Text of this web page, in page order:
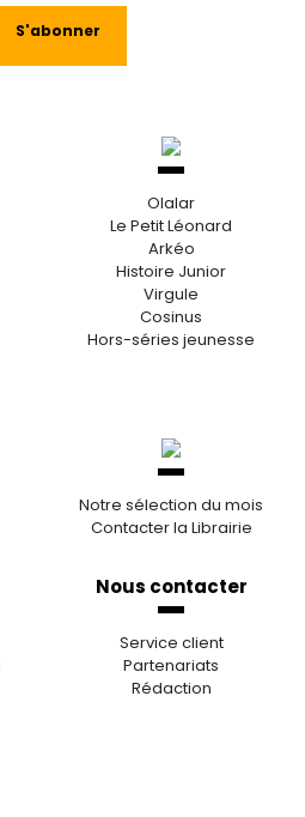
S'abonner
Olalar
Le Petit Léonard
Arkéo
Histoire Junior
Virgule
Cosinus
Hors-séries jeunesse
Notre sélection du mois
Contacter la Librairie
Nous contacter
Service client
Partenariats
Rédaction